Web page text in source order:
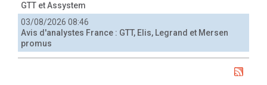
GTT et Assystem
03/08/2026 08:46
Avis d'analystes France : GTT, Elis, Legrand et Mersen
promus